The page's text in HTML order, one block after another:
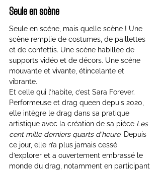
Seule en scène
Seule en scène, mais quelle scène ! Une
scène remplie de costumes, de paillettes
et de confettis. Une scène habillée de
supports vidéo et de décors. Une scène
mouvante et vivante, étincelante et
vibrante.
Et celle qui l’habite, c’est Sara Forever.
Performeuse et drag queen depuis 2020,
elle intègre le drag dans sa pratique
artistique avec la création de sa pièce Les
cent mille derniers quarts d’heure. Depuis
ce jour, elle n’a plus jamais cessé
d’explorer et a ouvertement embrassé le
monde du drag, notamment en participant